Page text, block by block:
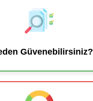
Güvenebilirsiniz?